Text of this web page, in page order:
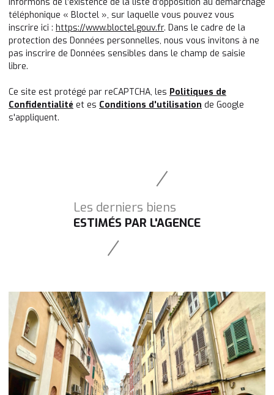
informons de l’existence de la liste d'opposition au démarchage
téléphonique « Bloctel », sur laquelle vous pouvez vous
inscrire ici : https://www.bloctel.gouv.fr. Dans le cadre de la
protection des Données personnelles, nous vous invitons à ne
pas inscrire de Données sensibles dans le champ de saisie
libre.
Ce site est protégé par reCAPTCHA, les Politiques de
Confidentialité et es Conditions d'utilisation de Google
s'appliquent.
Les derniers biens
ESTIMÉS PAR L'AGENCE